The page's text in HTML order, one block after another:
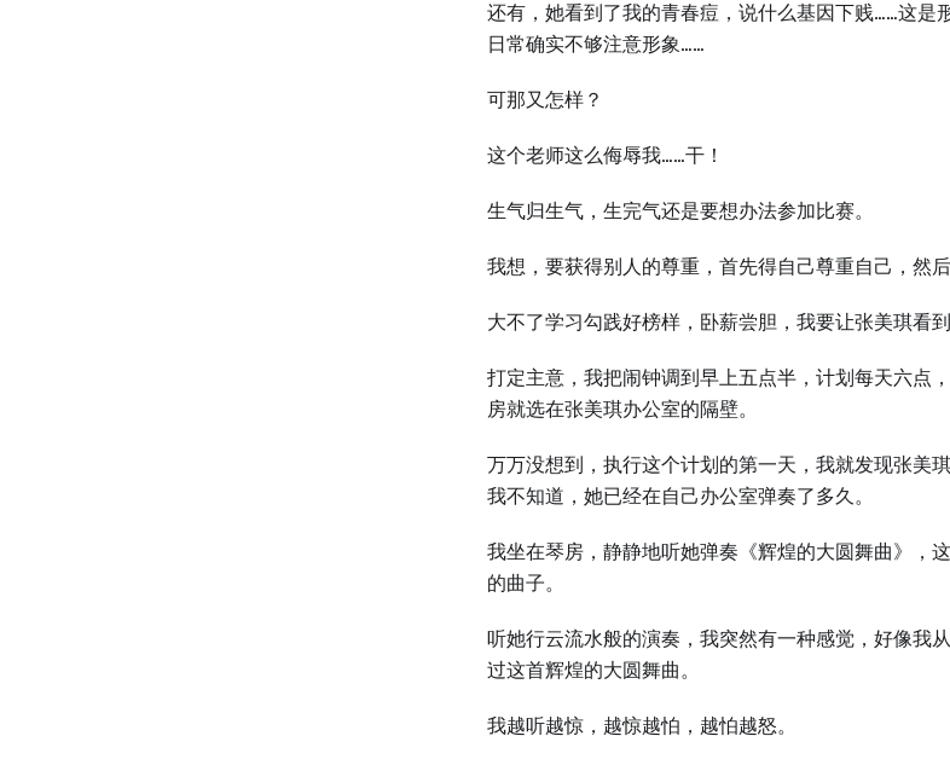
还有，她看到了我的青春痘，说什么基因下贱……这是
日常确实不够注意形象……
可那又怎样？
这个老师这么侮辱我……干！
生气归生气，生完气还是要想办法参加比赛。
我想，要获得别人的尊重，首先得自己尊重自己，然
大不了学习勾践好榜样，卧薪尝胆，我要让张美琪看
打定主意，我把闹钟调到早上五点半，计划每天六点
房就选在张美琪办公室的隔壁。
万万没想到，执行这个计划的第一天，我就发现张美
我不知道，她已经在自己办公室弹奏了多久。
我坐在琴房，静静地听她弹奏《辉煌的大圆舞曲》，
的曲子。
听她行云流水般的演奏，我突然有一种感觉，好像我
过这首辉煌的大圆舞曲。
我越听越惊，越惊越怕，越怕越怒。